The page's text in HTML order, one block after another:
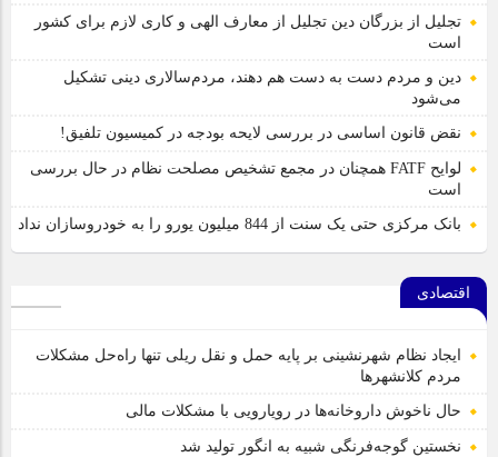
تجلیل از بزرگان دین تجلیل از معارف الهی و کاری لازم برای کشور
است
دین و مردم دست به‌ دست هم دهند، مردم‌سالاری دینی تشکیل
می‌شود
نقض قانون اساسی در بررسی لایحه بودجه در کمیسیون تلفیق!
لوایح FATF همچنان در مجمع تشخیص مصلحت نظام در حال بررسی
است
بانک مرکزی حتی یک سنت از 844 میلیون یورو را به خودروسازان نداد
اقتصادی
ایجاد نظام شهرنشینی بر پایه حمل و نقل ریلی تنها راه‌حل مشکلات
مردم کلانشهرها
حال ناخوش داروخانه‌ها در رویارویی با مشکلات مالی
نخستین گوجه‌فرنگی شبیه به انگور تولید شد